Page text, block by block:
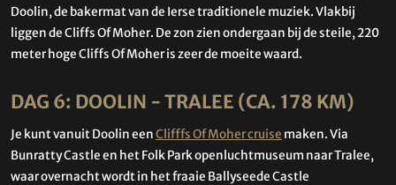
Doolin, de bakermat van de Ierse traditionele muziek. Vlakbij
liggen de Cliffs Of Moher. De zon zien ondergaan bij de steile, 220
meter hoge Cliffs Of Moher is zeer de moeite waard.
DAG 6: DOOLIN - TRALEE (CA. 178 KM)
Je kunt vanuit Doolin eenClifffs Of Moher cruise maken. Via
Bunratty Castle en het Folk Park openluchtmuseum naar Tralee,
waar overnacht wordt in het fraaie Ballyseede Castle